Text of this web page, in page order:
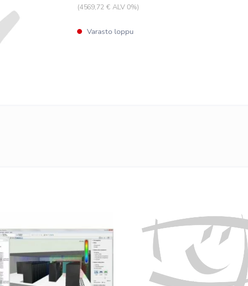
(4569,72€ ALV 0%)
Varasto loppu